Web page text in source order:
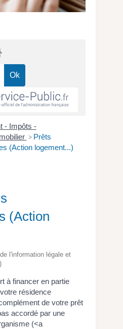
- Impôts -
> Prêts
(Action logement...)
(Action
l'information légale et
à financer en partie
résidence
de votre prêt
accordé par une
(<a